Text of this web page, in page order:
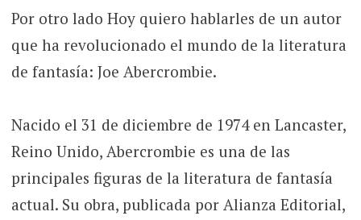
Por otro lado Hoy quiero hablarles de un autor
que ha revolucionado el mundo de la literatura
de fantasía: Joe Abercrombie.
Nacido el 31 de diciembre de 1974 en Lancaster,
Reino Unido, Abercrombie es una de las
principales figuras de la literatura de fantasía
actual. Su obra, publicada por Alianza Editorial,